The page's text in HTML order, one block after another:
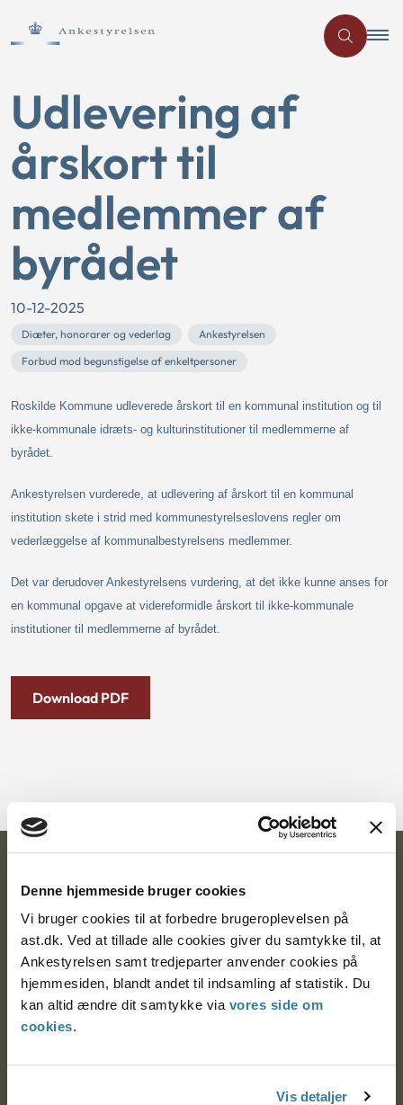
Denne hjemmeside bruger cookies
Vi bruger cookies til at forbedre brugeroplevelsen på
ast.dk. Ved at tillade alle cookies giver du samtykke til, at
Ankestyrelsen samt tredjeparter anvender cookies på
hjemmesiden, blandt andet til indsamling af statistik. Du
kan altid ændre dit samtykke via vores side om
cookies.
Vis detaljer
Udlevering af
årskort til
medlemmer af
byrådet
10-12-2025
Diæter, honorarer og vederlag
Ankestyrelsen
Forbud mod begunstigelse af enkeltpersoner
Roskilde Kommune udleverede årskort til en kommunal institution og til
ikke-kommunale idræts- og kulturinstitutioner til medlemmerne af
byrådet.
Ankestyrelsen vurderede, at udlevering af årskort til en kommunal
institution skete i strid med kommunestyrelseslovens regler om
vederlæggelse af kommunalbestyrelsens medlemmer.
Det var derudover Ankestyrelsens vurdering, at det ikke kunne anses for
en kommunal opgave at videreformidle årskort til ikke-kommunale
institutioner til medlemmerne af byrådet.
Download PDF
Nytorv 7, 2. sal
9000 Aalborg